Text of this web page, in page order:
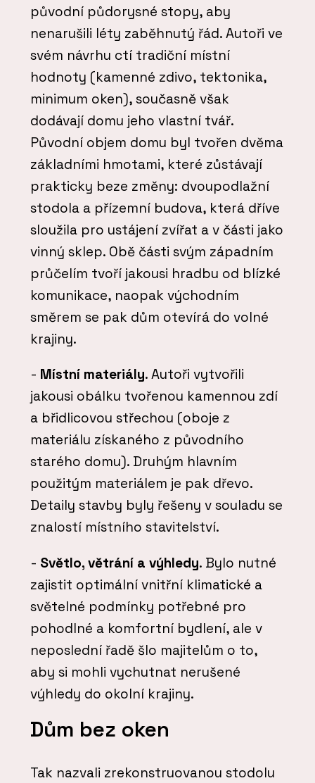
původní půdorysné stopy, aby
nenarušili léty zaběhnutý řád. Autoři ve
svém návrhu ctí tradiční místní
hodnoty (kamenné zdivo, tektonika,
minimum oken), současně však
dodávají domu jeho vlastní tvář.
Původní objem domu byl tvořen dvěma
základními hmotami, které zůstávají
prakticky beze změny: dvoupodlažní
stodola a přízemní budova, která dříve
sloužila pro ustájení zvířat a v části jako
vinný sklep. Obě části svým západním
průčelím tvoří jakousi hradbu od blízké
komunikace, naopak východním
směrem se pak dům otevírá do volné
krajiny.
- Místní materiály. Autoři vytvořili
jakousi obálku tvořenou kamennou zdí
a břidlicovou střechou (oboje z
materiálu získaného z původního
starého domu). Druhým hlavním
použitým materiálem je pak dřevo.
Detaily stavby byly řešeny v souladu se
znalostí místního stavitelství.
- Světlo, větrání a výhledy. Bylo nutné
zajistit optimální vnitřní klimatické a
světelné podmínky potřebné pro
pohodlné a komfortní bydlení, ale v
neposlední řadě šlo majitelům o to,
aby si mohli vychutnat nerušené
výhledy do okolní krajiny.
Dům bez oken
Tak nazvali zrekonstruovanou stodolu